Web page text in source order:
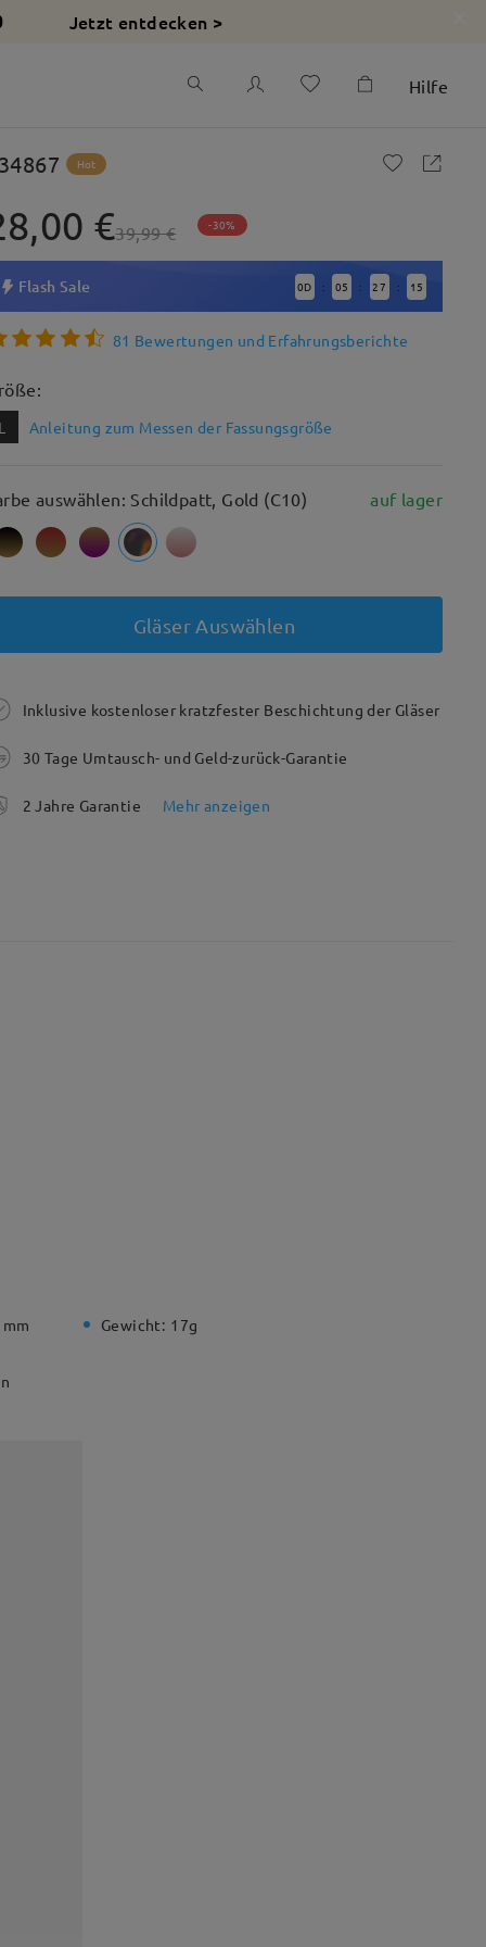
Jetzt entdecken >
Hilfe
Hot
€39,99 € -30%
Flash Sale 0D : 05 : 27 : 14
81 Bewertungen und Erfahrungsberichte
Anleitung zum Messen der Fassungsgröße
auswählen: Schildpatt, Gold (C10) auf lager
Gläser Auswählen
Inklusive kostenloser kratzfester Beschichtung der Gläser
30 Tage Umtausch- und Geld-zurück-Garantie
2 Jahre Garantie Mehr anzeigen
Gewicht: 17g